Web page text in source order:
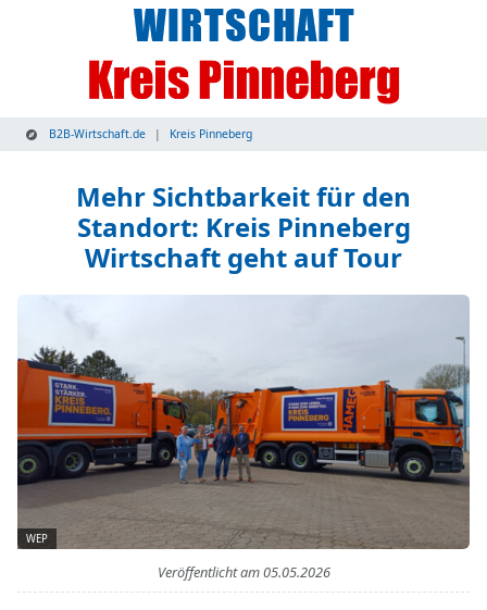
B2B-Wirtschaft.de Kreis Pinneberg
Mehr Sichtbarkeit für den
Standort: Kreis Pinneberg
Wirtschaft geht auf Tour
WEP
Veröffentlicht am05.05.2026